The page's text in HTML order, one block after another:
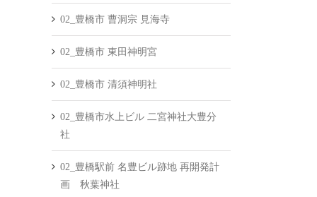
02_豊橋市 曹洞宗 見海寺
02_豊橋市 東田神明宮
02_豊橋市 清須神明社
02_豊橋市水上ビル 二宮神社大豊分
社
02_豊橋駅前 名豊ビル跡地 再開発計
画 秋葉神社